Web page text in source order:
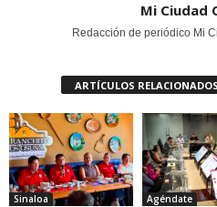
Mi Ciudad
Redacción de periódico Mi
ARTÍCULOS RELACIONADOS
Sinaloa Agéndate